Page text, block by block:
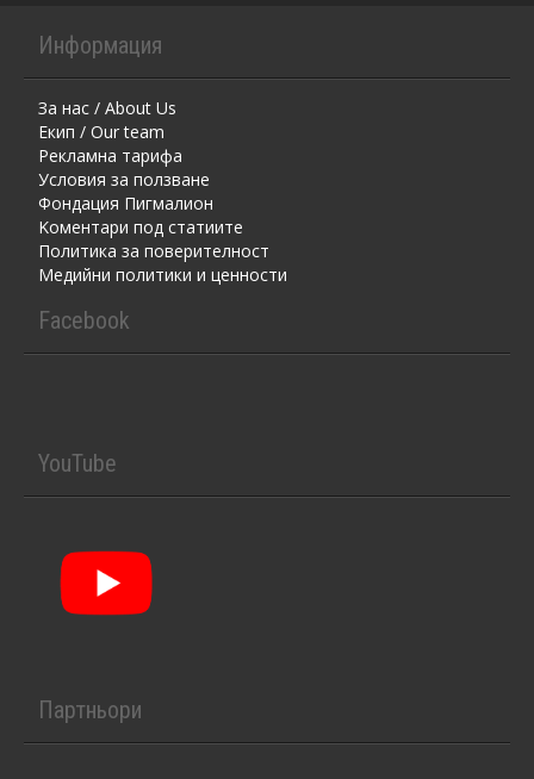
Информация
За нас / About Us
Екип / Our team
Рекламна тарифа
Условия за ползване
Фондация Пигмалион
Kоментaри под статиите
Политика за поверителност
Медийни политики и ценности
Facebook
YouTube
Партньори